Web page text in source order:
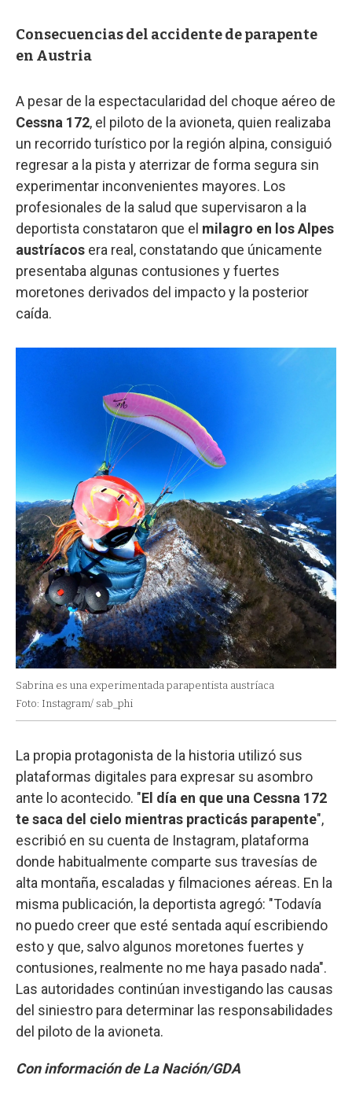
Consecuencias del accidente de parapente
en Austria
A pesar de la espectacularidad del choque aéreo de
Cessna 172, el piloto de la avioneta, quien realizaba
un recorrido turístico por la región alpina, consiguió
regresar a la pista y aterrizar de forma segura sin
experimentar inconvenientes mayores. Los
profesionales de la salud que supervisaron a la
deportista constataron que el milagro en los Alpes
austríacos era real, constatando que únicamente
presentaba algunas contusiones y fuertes
moretones derivados del impacto y la posterior
caída.
Sabrina es una experimentada parapentista austríaca
Foto: Instagram/ sab_phi
La propia protagonista de la historia utilizó sus
plataformas digitales para expresar su asombro
ante lo acontecido. "El día en que una Cessna 172
te saca del cielo mientras practicás parapente",
escribió en su cuenta de Instagram, plataforma
donde habitualmente comparte sus travesías de
alta montaña, escaladas y filmaciones aéreas. En la
misma publicación, la deportista agregó: "Todavía
no puedo creer que esté sentada aquí escribiendo
esto y que, salvo algunos moretones fuertes y
contusiones, realmente no me haya pasado nada".
Las autoridades continúan investigando las causas
del siniestro para determinar las responsabilidades
del piloto de la avioneta.
Con información de La Nación/GDA